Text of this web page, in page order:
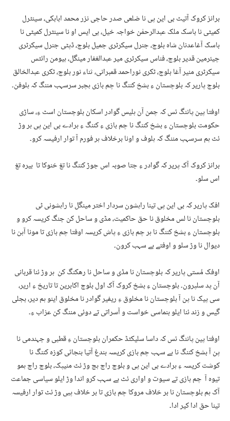
برانز کروک آتیٹ بی این پی نا ضلعی صدر حاجی نزر محمد ابابکی، سینٹرل
کمیٹی نا باسک ملک عبدالرحمٰن خواجہ خیل، بی ایس او نا سینٹرل کمیٹی نا
باسک آغاعدنان شاہ بلوچ، جنرل سیکرٹری جمیل بلوچ، ڈپٹی جنرل سیکرٹری
چیئرمین قدیر بلوچ، فناس سیکرٹری میر عبدالغفار مینگل، ہیومن رائٹس
سیکرٹری منیر آغا بلوچ، ٹکری نوراحمد قمبرانی، ثناء نور بلوچ، ٹکری عبدالخالق
بلوچ پاریر کہ بلوچستان ءِ بشخ کننگ نا چم بازی ہچبر سرسہب مننگ کہ ہلوفن۔
اوفتا پین پاننگ ئس کہ چمن آن ہلیس گوادر اسکان بلوچستان اسٹ ءِ، ساڑی
حکومت بلوچستان ءِ بشخ کننگ نا چم بازی ءِ کننگ ءِ ہرادے بی این پی ہر وڑ
ئٹ ہم سرسہب مننگ کہ ہلوف و اونا برخلاف ہر فورم آ توار ارفیسہ کرو۔
برانز کروک آک پریر کہ گوادر ءِ جتا صوبہ اس جوڑ کننگ نا تغ خنوکا تا بیرہ تغ
اس سلو۔
افک پاریر کہ بی این پی تینا راہشون سردار اختر مینگل نا راہشونی ٹی
بلوچستان نا لس مخلوق نا حق حاکمیت، مڈی و ساحل کن جنگ کریسہ کرو و
بلوچستان ءِ بشخ کننگ نا ہر چم بازی ءِ پاش کریسہ اوفتا چم بازی تا مونا آہن نا
دیوال نا وڑ سلو و اوفتے بے سہب کرون۔
اوفک مُستی پاریر کہ بلوچستان نا مڈی و ساحل نا رھکنگ کن ہر وڑ ئنا قربانی
آن پد سلپرون۔ بلوچستان ءِ بشخ کروک آک اول بلوچ اکابرین تا تاریخ ءِ اریر،
سی پیک نا پن آ بلوچستان نا مخلوق ءِ ریفیر گوادر نا مخلوق اینو ہم دیر، بجلی
گیس و زند ئنا ایلو بنماسی خواست و آسراتی تے دوئی مننگ کن عزاب ءِ۔
اوفتا پین پاننگ ئس کہ داسا سلیکٹڈ حکمران بلوچستان ءِ قطبی و جہندمی نا
پن آ بشخ کننگ نا بے سہب چم بازی کریسہ بندغ آتیا بنجائی کوزہ کننگ نا
کوشت کریسہ ءِ ہرادے بی این پی و بلوچ راج ہچ وڑ ئٹ منیپک، بلوچ راج ہمو
تیوہ آ چم بازی تے سیوت و اواری ئٹ بے سہب کرو اندا وڑ ایلو سیاسی جماعت
آک ہم بلوچستان نا بر خلاف مروکا چم بازی تا بر خلاف پبی وڑ ئٹ توار ارفیسہ
تینا حق ادا کیر ادا۔